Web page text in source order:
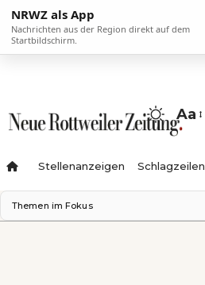
NRWZ als App
Nachrichten aus der Region direkt auf dem
Startbildschirm.
Aa
Stellenanzeigen Schlagzeilen
Themen im Fokus